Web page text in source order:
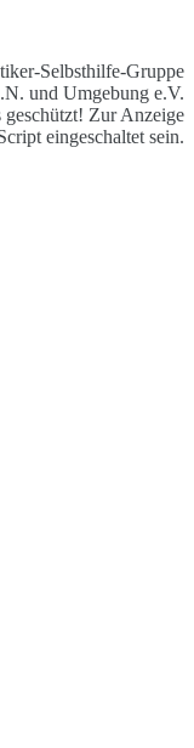
Selbsthilfe-Gruppe
und Umgebung e.V.
Zur Anzeige
eingeschaltet sein.